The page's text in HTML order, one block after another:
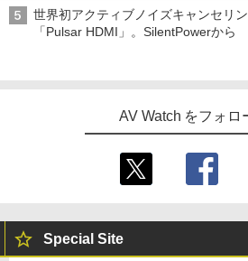
世界初アクティブノイズキャンセリ
「Pulsar HDMI」。SilentPowerから
AV Watch をフォロ
Special Site